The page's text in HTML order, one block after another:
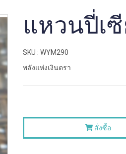
แหวนปี่เ
SKU : WYM290
พลังแห่งเงินตรา
สั่งซื้อ